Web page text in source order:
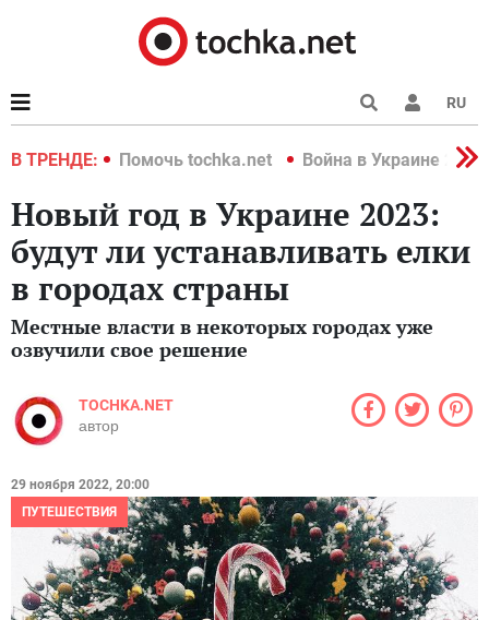
RU
В ТРЕНДЕ:
2022 Помочь tochka.net Война в Украине 2022
Новый год в Украине 2023:
будут ли устанавливать елки
в городах страны
Местные власти в некоторых городах уже
озвучили свое решение
TOCHKA.NET
автор
29 ноября 2022, 20:00
ПУТЕШЕСТВИЯ